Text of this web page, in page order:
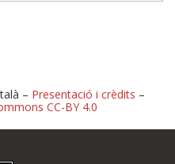
– Presentació i crèdits –
CC-BY 4.0